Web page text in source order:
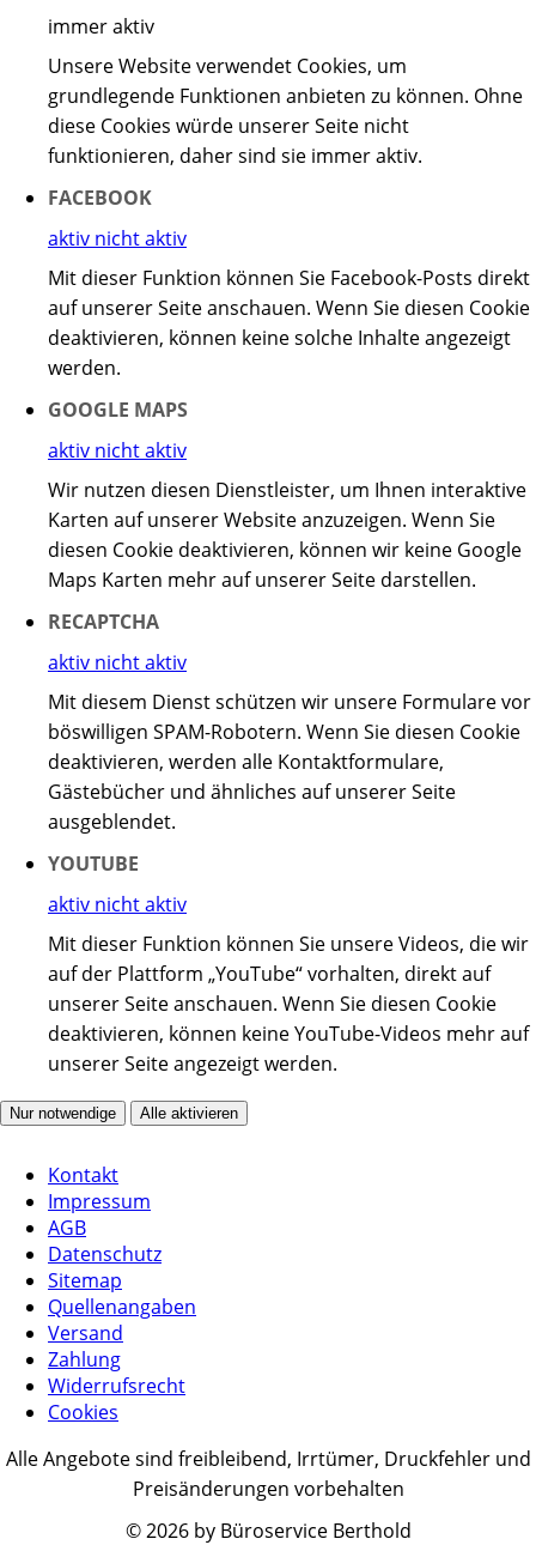
immer aktiv
Unsere Website verwendet Cookies, um
grundlegende Funktionen anbieten zu können. Ohne
diese Cookies würde unserer Seite nicht
funktionieren, daher sind sie immer aktiv.
FACEBOOK
aktiv nicht aktiv
Mit dieser Funktion können Sie Facebook-Posts direkt
auf unserer Seite anschauen. Wenn Sie diesen Cookie
deaktivieren, können keine solche Inhalte angezeigt
werden.
GOOGLE MAPS
aktiv nicht aktiv
Wir nutzen diesen Dienstleister, um Ihnen interaktive
Karten auf unserer Website anzuzeigen. Wenn Sie
diesen Cookie deaktivieren, können wir keine Google
Maps Karten mehr auf unserer Seite darstellen.
RECAPTCHA
aktiv nicht aktiv
Mit diesem Dienst schützen wir unsere Formulare vor
böswilligen SPAM-Robotern. Wenn Sie diesen Cookie
deaktivieren, werden alle Kontaktformulare,
Gästebücher und ähnliches auf unserer Seite
ausgeblendet.
YOUTUBE
aktiv nicht aktiv
Mit dieser Funktion können Sie unsere Videos, die wir
auf der Plattform „YouTube“ vorhalten, direkt auf
unserer Seite anschauen. Wenn Sie diesen Cookie
deaktivieren, können keine YouTube-Videos mehr auf
unserer Seite angezeigt werden.
Nur notwendige Alle aktivieren
Kontakt
Impressum
AGB
Datenschutz
Sitemap
Quellenangaben
Versand
Zahlung
Widerrufsrecht
Cookies
Alle Angebote sind freibleibend, Irrtümer, Druckfehler und
Preisänderungen vorbehalten
© 2026 by Büroservice Berthold